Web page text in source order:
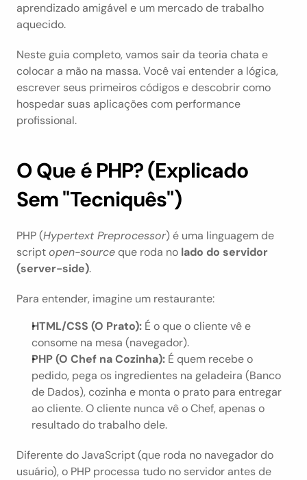
aprendizado amigável e um mercado de trabalho
aquecido.
Neste guia completo, vamos sair da teoria chata e
colocar a mão na massa. Você vai entender a lógica,
escrever seus primeiros códigos e descobrir como
hospedar suas aplicações com performance
profissional.
O Que é PHP? (Explicado
Sem "Tecniquês")
PHP (Hypertext Preprocessor) é uma linguagem de
script open-source que roda no lado do servidor
(server-side).
Para entender, imagine um restaurante:
HTML/CSS (O Prato): É o que o cliente vê e
consome na mesa (navegador).
PHP (O Chef na Cozinha): É quem recebe o
pedido, pega os ingredientes na geladeira (Banco
de Dados), cozinha e monta o prato para entregar
ao cliente. O cliente nunca vê o Chef, apenas o
resultado do trabalho dele.
Diferente do JavaScript (que roda no navegador do
usuário), o PHP processa tudo no servidor antes de